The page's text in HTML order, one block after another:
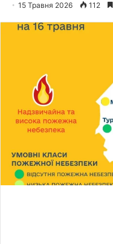
15 Травня 2026 112